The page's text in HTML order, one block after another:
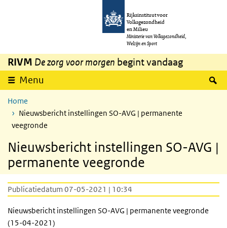
Overslaan en naar de inhoud gaan
Rijksinstituut voor
Volksgezondheid
en Milieu
Ministerie van Volksgezondheid,
Welzijn en Sport
RIVM De zorg voor morgen begint vandaag
Menu
Home
Nieuwsbericht instellingen SO-AVG | permanente
veegronde
Nieuwsbericht instellingen SO-AVG |
permanente veegronde
Publicatiedatum 07-05-2021 | 10:34
Nieuwsbericht instellingen SO-AVG | permanente veegronde
(15-04-2021)